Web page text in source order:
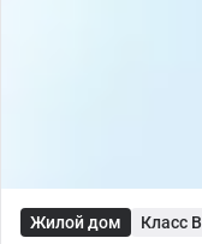
Жилой дом Класс B